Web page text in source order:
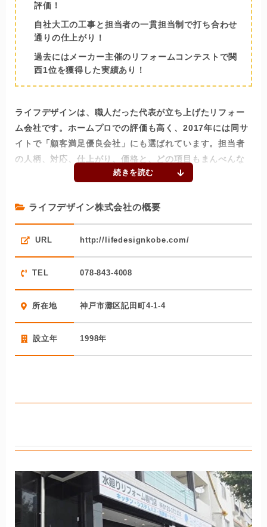
評価！
自社大工の工事と担当者の一貫担当制で打ち合わせ
通りの仕上がり！
過去にはメーカー主催のリフォームコンテストで関
西1位を獲得した実績あり！
ライフデザインは、職人だった代表が立ち上げたリフォー
ム会社です。ホームプロでの評価も高く、2017年には同サ
イトで「顧客満足優良会社」にも選ばれています。担当者
の人柄、対応、仕上がり、価格と、どの項目もまんべんな
く支持されているのが特徴です。
社職人による施工で品質にムラがない上、同一担当者が打
ち合わせ通りの内容での施工を実現しています。
複数店舗を構える大企業ではありませんが、住宅設備メー
で関西1位、全国でも7位を獲得したこともある実績豊富な
がえます。
ライフデザイン株式会社の概要
URL http://lifedesignkobe.com/
TEL 078-843-4008
所在地 神戸市灘区記田町4-1-4
設立年 1998年